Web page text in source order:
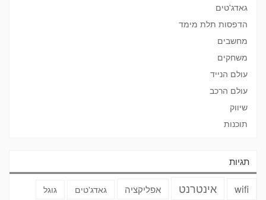
גאדג'טים
הדפסות תלת מימד
מחשבים
משחקים
עולם הנייד
עולם הרכב
שיווק
תוכנות
תגיות
wifi אינטרנט אפליקציה גאדג'טים גוגל